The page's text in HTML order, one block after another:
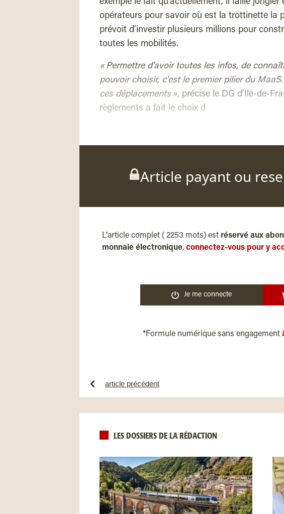
exemple le fait qu’actuellement, il faille
opérateurs pour savoir où est la trottinette la
prévoit d’investir plusieurs millions pour
toutes les mobilités.
« Permettre d’avoir toutes les infos, de
pouvoir choisir, c’est le premier pilier du
ces déplacements », précise le DG d’Ile-de-
règlements a fait le choix d
Article payant ou
L'article complet ( 2253 mots) est réservé aux
monnaie électronique, connectez-vous pour y
Je me connecte
*Formule numérique sans engagement
article précédent
LES DOSSIERS DE LA RÉDACTION